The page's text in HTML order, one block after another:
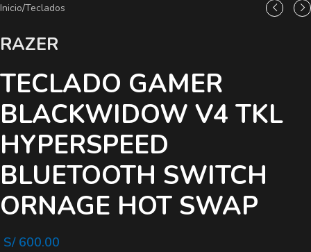
Inicio/Teclados
RAZER
TECLADO GAMER
BLACKWIDOW V4 TKL
HYPERSPEED
BLUETOOTH SWITCH
ORNAGE HOT SWAP
S/600.00